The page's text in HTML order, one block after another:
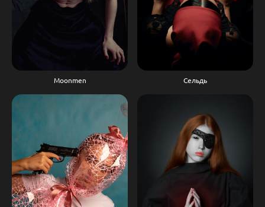
Moonmen Сельдь